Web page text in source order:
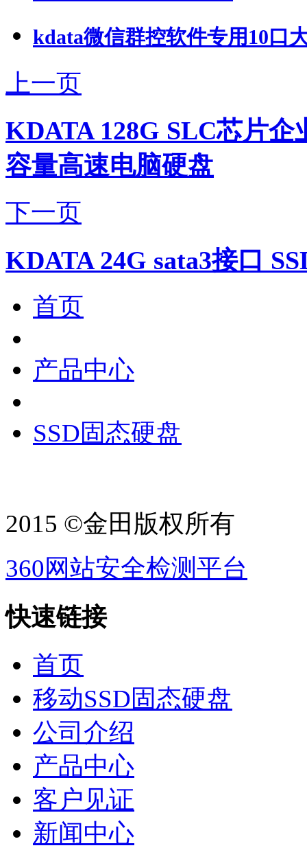
kdata微信群控软件专用10口
上一页
KDATA 128G SLC芯片企
容量高速电脑硬盘
下一页
KDATA 24G sata3接口
首页
产品中心
SSD固态硬盘
2015 ©金田版权所有
360网站安全检测平台
快速链接
首页
移动SSD固态硬盘
公司介绍
产品中心
客户见证
新闻中心